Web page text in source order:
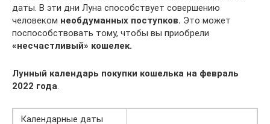
даты. В эти дни Луна способствует совершению
человеком необдуманных поступков. Это может
поспособствовать тому, чтобы вы приобрели
«несчастливый» кошелек.
Лунный календарь покупки кошелька на февраль
2022 года.
Календарные даты